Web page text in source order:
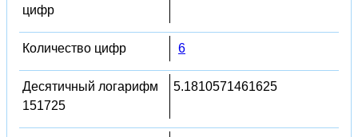
цифр
Количество цифр 6
Десятичный логарифм
151725
5.1810571461625